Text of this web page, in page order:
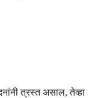
त्रस्त असाल, तेव्हा